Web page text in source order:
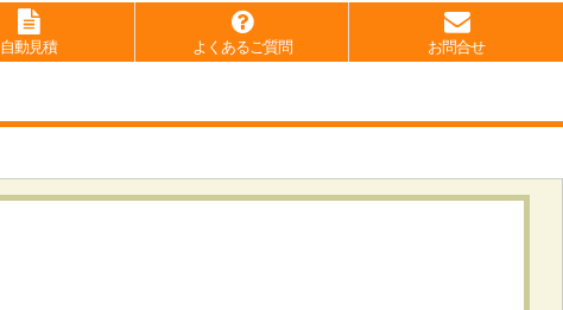
自動見積 よくあるご質問 お問合せ